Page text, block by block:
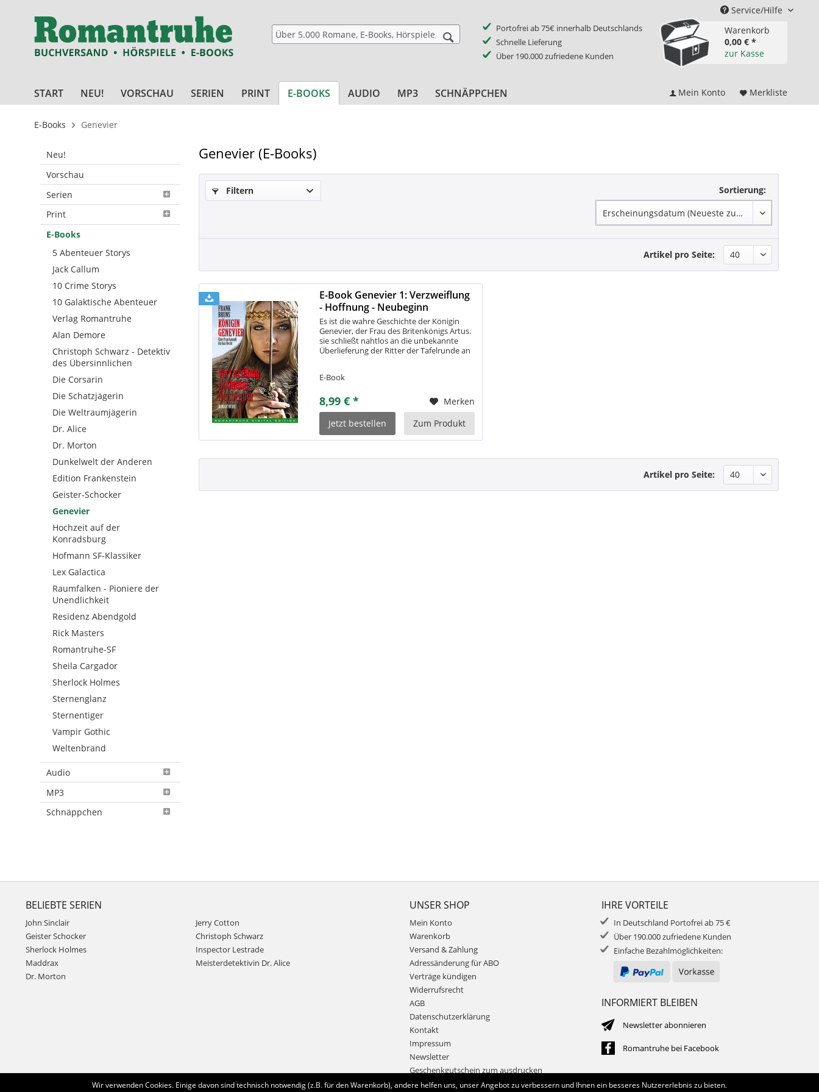
Service/Hilfe
Portofrei ab 75€ innerhalb Deutschlands
Schnelle Lieferung
Über 190.000 zufriedene Kunden
Warenkorb
0,00 € *
zur Kasse
START NEU! VORSCHAU SERIEN PRINT E-BOOKS AUDIO MP3 SCHNÄPPCHEN Mein Konto Merkliste
E-Books Genevier
Neu!
Vorschau
Serien
Print
E-Books
5 Abenteuer Storys
Jack Callum
10 Crime Storys
10 Galaktische Abenteuer
Verlag Romantruhe
Alan Demore
Christoph Schwarz - Detektiv
des Übersinnlichen
Die Corsarin
Die Schatzjägerin
Die Weltraumjägerin
Dr. Alice
Dr. Morton
Dunkelwelt der Anderen
Edition Frankenstein
Geister-Schocker
Genevier
Hochzeit auf der
Konradsburg
Hofmann SF-Klassiker
Lex Galactica
Raumfalken - Pioniere der
Unendlichkeit
Residenz Abendgold
Rick Masters
Romantruhe-SF
Sheila Cargador
Sherlock Holmes
Sternenglanz
Sternentiger
Vampir Gothic
Weltenbrand
Audio
MP3
Schnäppchen
Genevier (E-Books)
Filtern Sortierung:
Artikel pro Seite:
E-Book Genevier 1: Verzweiflung
- Hoffnung - Neubeginn
Es ist die wahre Geschichte der Königin
Genevier, der Frau des Britenkönigs Artus.
sie schließt nahtlos an die unbekannte
Überlieferung der Ritter der Tafelrunde an
E-Book
8,99 € *
Merken
Jetzt bestellen
Zum Produkt
Artikel pro Seite:
BELIEBTE SERIEN
John Sinclair
Geister Schocker
Sherlock Holmes
Maddrax
Dr. Morton
Jerry Cotton
Christoph Schwarz
Inspector Lestrade
Meisterdetektivin Dr. Alice
UNSER SHOP
Mein Konto
Warenkorb
Versand & Zahlung
Adressänderung für ABO
Verträge kündigen
Widerrufsrecht
AGB
Datenschutzerklärung
Kontakt
Impressum
Newsletter
Geschenkgutschein zum ausdrucken
IHRE VORTEILE
In Deutschland Portofrei ab 75 €
Über 190.000 zufriedene Kunden
Einfache Bezahlmöglichkeiten:
INFORMIERT BLEIBEN
Newsletter abonnieren
Romantruhe bei Facebook
Wir verwenden Cookies. Einige davon sind technisch notwendig (z.B. für den Warenkorb), andere helfen uns, unser Angebot zu verbessern und Ihnen ein besseres Nutzererlebnis zu bieten.